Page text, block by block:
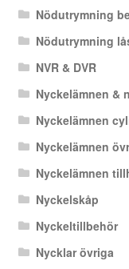
Nödutrymning
Nödutrymning
NVR & DVR
Nyckelämnen &
Nyckelämnen
Nyckelämnen
Nyckelämnen
Nyckelskåp
Nyckeltillbehör
Nycklar övriga